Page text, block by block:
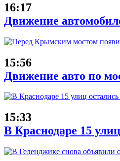
16:17
Движение
15:56
Движение авто по
15:33
В Краснодаре 15